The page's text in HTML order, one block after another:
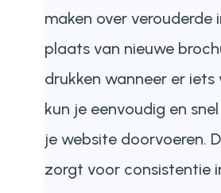
maken over verouderde
plaats van nieuwe
drukken wanneer er iets
kun je eenvoudig en
je website doorvoeren.
zorgt voor consistentie